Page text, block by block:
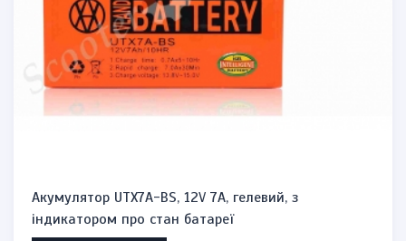
Акумулятор UTX7A-BS, 12V 7A, гелевий, з
індикатором про стан батареї